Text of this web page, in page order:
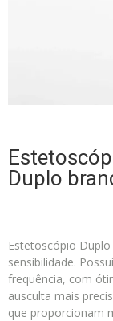
Duplo
Estetoscópio
sensibilidade.
frequência, com
ausculta mais
que proporcionam